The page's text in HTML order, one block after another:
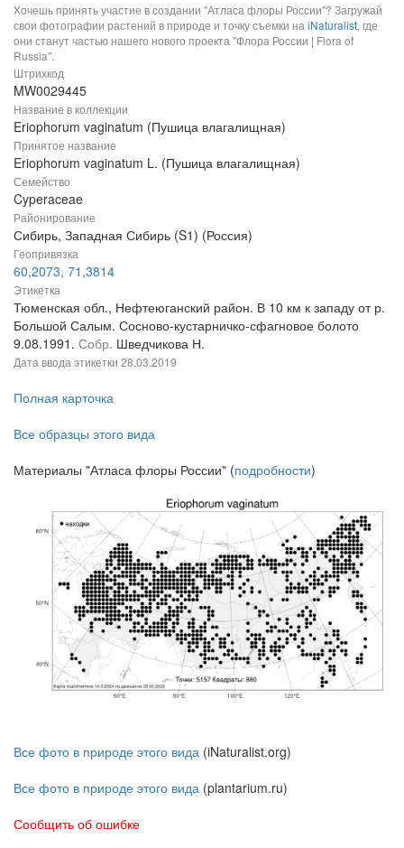
Хочешь принять участие в создании "Атласа флоры России"? Загружай
свои фотографии растений в природе и точку съемки на iNaturalist, где
они станут частью нашего нового проекта "Флора России | Flora of
Russia".
Штрихкод
MW0029445
Название в коллекции
Eriophorum vaginatum (Пушица влагалищная)
Принятое название
Eriophorum vaginatum L. (Пушица влагалищная)
Семейство
Cyperaceae
Районирование
Сибирь, Западная Сибирь (S1) (Россия)
Геопривязка
60,2073, 71,3814
Этикетка
Тюменская обл., Нефтеюганский район. В 10 км к западу от р.
Большой Салым. Сосново-кустарничко-сфагновое болото
9.08.1991. Собр. Шведчикова Н.
Дата ввода этикетки 28.03.2019
Полная карточка
Все образцы этого вида
Материалы "Атласа флоры России" (подробности)
Все фото в природе этого вида (iNaturalist.org)
Все фото в природе этого вида (plantarium.ru)
Сообщить об ошибке